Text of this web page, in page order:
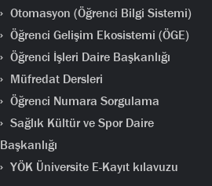
Otomasyon (Öğrenci Bilgi Sistemi)
Öğrenci Gelişim Ekosistemi (ÖGE)
Öğrenci İşleri Daire Başkanlığı
Müfredat Dersleri
Öğrenci Numara Sorgulama
Sağlık Kültür ve Spor Daire
Başkanlığı
YÖK Üniversite E-Kayıt kılavuzu